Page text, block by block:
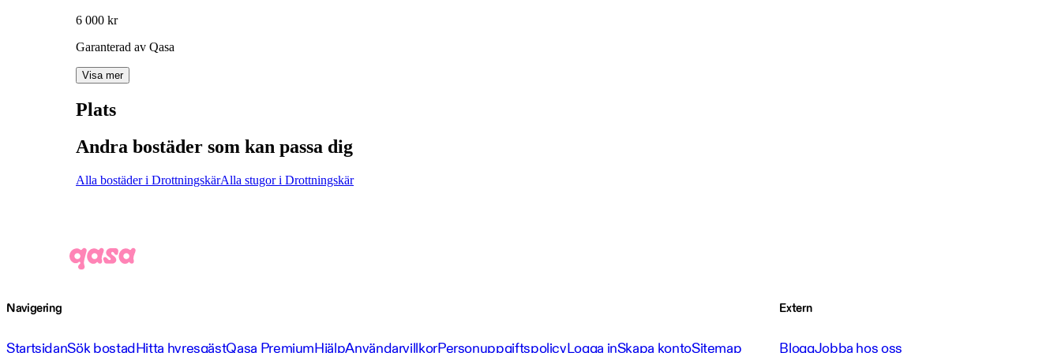
6 000 kr
Garanterad av Qasa
Visa mer
Plats
Andra bostäder som kan passa dig
Alla bostäder i DrottningskärAlla stugor i Drottningskär
Navigering
StartsidanSök bostadHitta hyresgästQasa PremiumHjälpAnvändarvillkorPersonuppgiftspolicyLogga inSkapa kontoSitemap
Extern
BloggJobba hos oss